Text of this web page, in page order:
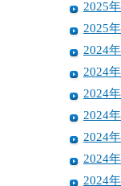
2025
2025
2024
2024
2024
2024
2024
2024
2024